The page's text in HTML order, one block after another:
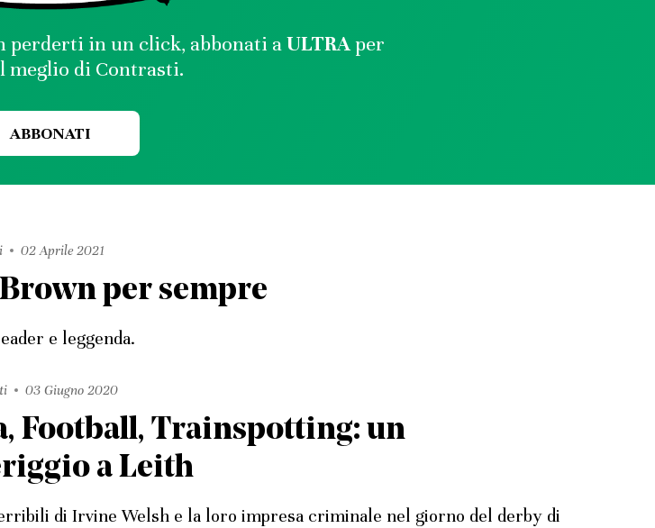
perderti in un click, abbonati aULTRAper
meglio di Contrasti.
ABBONATI
02 Aprile 2021
per sempre
e leggenda.
03 Giugno 2020
Football, Trainspotting: un
a Leith
di Irvine Welsh e la loro impresa criminale nel giorno del derby di